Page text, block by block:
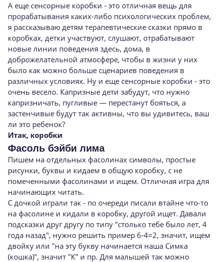
А еще сенсорные коробки - это отличная вещь для
прорабатывания каких-либо психологических проблем,
я рассказываю детям терапевтические сказки прямо в
коробках, детки участвуют, слушают, отрабатывают
новые линии поведения здесь, дома, в
доброжелательной атмосфере, чтобы в жизни у них
было как можно больше сценариев поведения в
различных условиях. Ну и еще сенсорные коробки - это
очень весело. Капризные дети забудут, что нужно
капризничать, пугливые — перестанут бояться, а
застенчивые будут так активны, что вы удивитесь, ваш
ли это ребенок?
Итак, коробки
Фасоль бэйби лима
Пишем на отдельных фасолинах символы, простые
рисунки, буквы и кидаем в общую коробку, с не
помеченными фасолинами и ищем. Отличная игра для
начинающих читать.
С дочкой играли так - по очереди писали втайне что-то
на фасолине и кидали в коробку, другой ищет. Давали
подсказки друг другу по типу "столько тебе было лет, 4
года назад", нужно решить пример 6-4=2, значит, ищем
двойку или "на эту букву начинается наша Симка
(кошка)", значит "К" и пр. Для малышей так можно